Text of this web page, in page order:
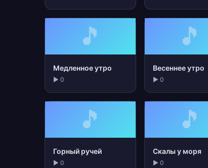
🎵
Медленное утро
▶ 0
🎵
Весеннее утро
▶ 0
🎵
Горный ручей
▶ 0
🎵
Скалы у моря
▶ 0